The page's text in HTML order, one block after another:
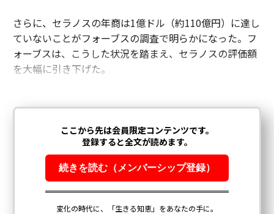
さらに、セラノスの年商は1億ドル（約110億円）に達し
ていないことがフォーブスの調査で明らかになった。フ
ォーブスは、こうした状況を踏まえ、セラノスの評価額
を大幅に引き下げた。